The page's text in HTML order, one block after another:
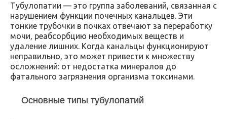
Тубулопатии — это группа заболеваний, связанная с
нарушением функции почечных канальцев. Эти
тонкие трубочки в почках отвечают за переработку
мочи, реабсорбцию необходимых веществ и
удаление лишних. Когда канальцы функционируют
неправильно, это может привести к множеству
осложнений: от недостатка минералов до
фатального загрязнения организма токсинами.
Основные типы тубулопатий